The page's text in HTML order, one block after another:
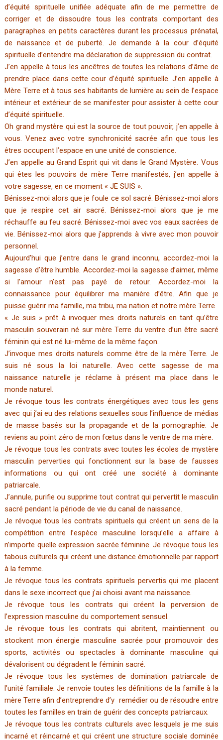
d’équité spirituelle unifiée adéquate afin de me permettre de
corriger et de dissoudre tous les contrats comportant des
paragraphes en petits caractères durant les processus prénatal,
de naissance et de puberté. Je demande à la cour d’équité
spirituelle d’entendre ma déclaration de suppression du contrat.
J’en appelle à tous les ancêtres de toutes les relations d’âme de
prendre place dans cette cour d’équité spirituelle. J’en appelle à
Mère Terre et à tous ses habitants de lumière au sein de l’espace
intérieur et extérieur de se manifester pour assister à cette cour
d’équité spirituelle.
Oh grand mystère qui est la source de tout pouvoir, j’en appelle à
vous. Venez avec votre synchronicité sacrée afin que tous les
êtres occupent l’espace en une unité de conscience.
J’en appelle au Grand Esprit qui vit dans le Grand Mystère. Vous
qui êtes les pouvoirs de mère Terre manifestés, j’en appelle à
votre sagesse, en ce moment « JE SUIS ».
Bénissez-moi alors que je foule ce sol sacré. Bénissez-moi alors
que je respire cet air sacré. Bénissez-moi alors que je me
réchauffe au feu sacré. Bénissez-moi avec vos eaux sacrées de
vie. Bénissez-moi alors que j’apprends à vivre avec mon pouvoir
personnel.
Aujourd’hui que j’entre dans le grand inconnu, accordez-moi la
sagesse d’être humble. Accordez-moi la sagesse d’aimer, même
si l’amour n’est pas payé de retour. Accordez-moi la
connaissance pour équilibrer ma manière d’être. Afin que je
puisse guérir ma famille, ma tribu, ma nation et notre mère Terre.
« Je suis » prêt à invoquer mes droits naturels en tant qu’être
masculin souverain né sur mère Terre du ventre d’un être sacré
féminin qui est né lui-même de la même façon.
J’invoque mes droits naturels comme être de la mère Terre. Je
suis né sous la loi naturelle. Avec cette sagesse de ma
naissance naturelle je réclame à présent ma place dans le
monde naturel.
Je révoque tous les contrats énergétiques avec tous les gens
avec qui j’ai eu des relations sexuelles sous l’influence de médias
de masse basés sur la propagande et de la pornographie. Je
reviens au point zéro de mon fœtus dans le ventre de ma mère.
Je révoque tous les contrats avec toutes les écoles de mystère
masculin perverties qui fonctionnent sur la base de fausses
informations ou qui ont créé une société à dominante
patriarcale.
J’annule, purifie ou supprime tout contrat qui pervertit le masculin
sacré pendant la période de vie du canal de naissance.
Je révoque tous les contrats spirituels qui créent un sens de la
compétition entre l’espèce masculine lorsqu’elle a affaire à
n’importe quelle expression sacrée féminine. Je révoque tous les
tabous culturels qui créent une distance émotionnelle par rapport
à la femme.
Je révoque tous les contrats spirituels pervertis qui me placent
dans le sexe incorrect que j’ai choisi avant ma naissance.
Je révoque tous les contrats qui créent la perversion de
l’expression masculine du comportement sensuel.
Je révoque tous les contrats qui abritent, maintiennent ou
stockent mon énergie masculine sacrée pour promouvoir des
sports, activités ou spectacles à dominante masculine qui
dévalorisent ou dégradent le féminin sacré.
Je révoque tous les systèmes de domination patriarcale de
l’unité familiale. Je renvoie toutes les définitions de la famille à la
mère Terre afin d’entreprendre d’y remédier ou de résoudre entre
toutes les familles en train de guérir des concepts patriarcaux.
Je révoque tous les contrats culturels avec lesquels je me suis
incarné et réincarné et qui créent une structure sociale dominée